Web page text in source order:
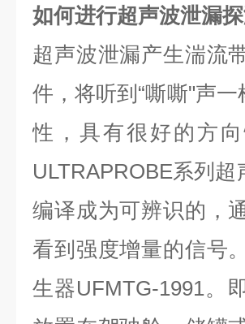
如何进行超声波泄漏
超声波泄漏产生湍流
件，将听到“嘶嘶"声
性，具有很好的方
ULTRAPROBE系列
编译成为可辨识的，
看到强度增量的信号
生器UFMTG-1991。